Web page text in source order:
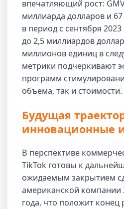
впечатляющий рост:
миллиарда долларов и
в период с сентября 2023
до 2,5 миллиардов
миллионов единиц в
метрики подчеркивают
программ
объема, так и стоимости.
Будущая
инновационные
В перспективе
TikTok готовы к
ожидаемым закрытием
американской компании
года, что положит конец